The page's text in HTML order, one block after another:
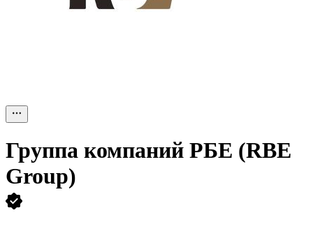
Группа компаний РБЕ (RBE
Group)